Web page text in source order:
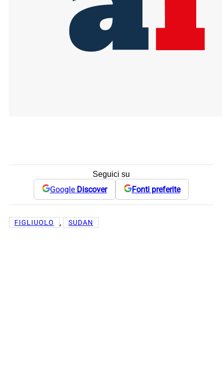
Seguici su
Google Discover Fonti preferite
FIGLIUOLO , SUDAN